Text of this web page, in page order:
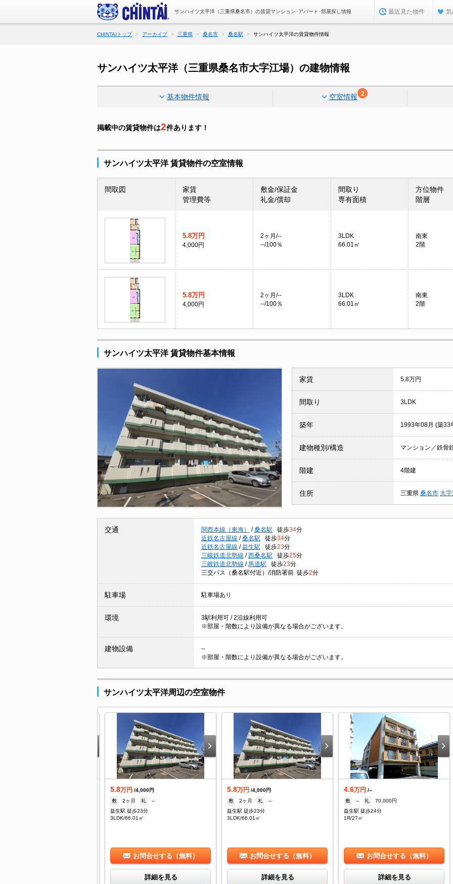
サンハイツ太平洋（三重県桑名市）の賃貸マンション･アパート･部屋探し情報 最近見た物件
CHINTAIトップ アーカイブ 三重県 桑名市 桑名駅 サンハイツ太平洋の賃貸物件情報
サンハイツ太平洋（三重県桑名市大字江場）の建物情報
基本物件情報 空室情報 2
掲載中の賃貸物件は2件あります！
サンハイツ太平洋 賃貸物件の空室情報
間取図
家賃
管理費等
敷金/保証金
礼金/償却
間取り
専有面積
方位物件
階層
5.8万円
4,000円
2ヶ月/--
--/100％
3LDK
66.01㎡
南東
2階
5.8万円
4,000円
2ヶ月/--
--/100％
3LDK
66.01㎡
南東
2階
サンハイツ太平洋 賃貸物件基本情報
家賃 5.8万円
間取り 3LDK
築年 1993年08月 (築33
建物種別/構造 マンション／鉄骨
階建 4階建
住所 三重県 桑名市 大字
交通 関西本線（東海） / 桑名駅 徒歩34分
近鉄名古屋線 / 桑名駅 徒歩34分
近鉄名古屋線 / 益生駅 徒歩23分
三岐鉄道北勢線 / 西桑名駅 徒歩25分
三岐鉄道北勢線 / 馬道駅 徒歩23分
三交バス（桑名駅付近）/消防署前 徒歩2分
駐車場 駐車場あり
環境
3駅利用可 / 2沿線利用可
※部屋・階数により設備が異なる場合がございます。
建物設備
--
※部屋・階数により設備が異なる場合がございます。
サンハイツ太平洋周辺の空室物件
5.8万円 /4,000円
敷
2ヶ月 礼
--
益生駅 徒歩23分
3LDK/66.01㎡
お問合せする（無料）
詳細を見る
5.8万円 /4,000円
敷
2ヶ月 礼
--
益生駅 徒歩23分
3LDK/66.01㎡
お問合せする（無料）
詳細を見る
4.6万円 /--
敷
-- 礼
70,000円
益生駅 徒歩24分
1R/27㎡
お問合せする（無料）
詳細を見る